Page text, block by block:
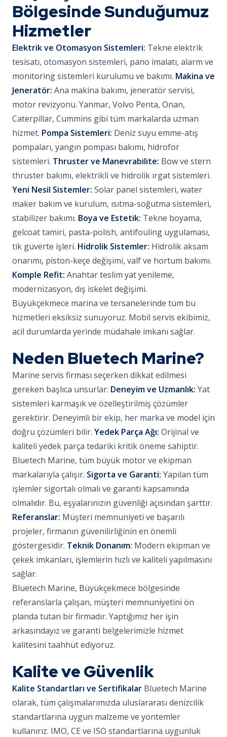
Bölgesinde Sunduğumuz
Hizmetler
Elektrik ve Otomasyon Sistemleri: Tekne elektrik
tesisatı, otomasyon sistemleri, pano imalatı, alarm ve
monitoring sistemleri kurulumu ve bakımı. Makina ve
Jeneratör: Ana makina bakımı, jeneratör servisi,
motor revizyonu. Yanmar, Volvo Penta, Onan,
Caterpillar, Cummins gibi tüm markalarda uzman
hizmet. Pompa Sistemleri: Deniz suyu emme-atış
pompaları, yangın pompası bakımı, hidrofor
sistemleri. Thruster ve Manevrabilite: Bow ve stern
thruster bakımı, elektrikli ve hidrolik ırgat sistemleri.
Yeni Nesil Sistemler: Solar panel sistemleri, water
maker bakım ve kurulum, ısıtma-soğutma sistemleri,
stabilizer bakımı. Boya ve Estetik: Tekne boyama,
gelcoat tamiri, pasta-polish, antifouling uygulaması,
tik güverte işleri. Hidrolik Sistemler: Hidrolik aksam
onarımı, piston-keçe değişimi, valf ve hortum bakımı.
Komple Refit: Anahtar teslim yat yenileme,
modernizasyon, dış iskelet değişimi.
Büyükçekmece marina ve tersanelerinde tüm bu
hizmetleri eksiksiz sunuyoruz. Mobil servis ekibimiz,
acil durumlarda yerinde müdahale imkanı sağlar.
Neden Bluetech Marine?
Marine servis firması seçerken dikkat edilmesi
gereken başlıca unsurlar: Deneyim ve Uzmanlık: Yat
sistemleri karmaşık ve özelleştirilmiş çözümler
gerektirir. Deneyimli bir ekip, her marka ve model için
doğru çözümleri bilir. Yedek Parça Ağı: Orijinal ve
kaliteli yedek parça tedariki kritik öneme sahiptir.
Bluetech Marine, tüm büyük motor ve ekipman
markalarıyla çalışır. Sigorta ve Garanti: Yapılan tüm
işlemler sigortalı olmalı ve garanti kapsamında
olmalıdır. Bu, eşyalarınızın güvenliği açısından şarttır.
Referanslar: Müşteri memnuniyeti ve başarılı
projeler, firmanın güvenilirliğinin en önemli
göstergesidir. Teknik Donanım: Modern ekipman ve
çekek imkanları, işlemlerin hızlı ve kaliteli yapılmasını
sağlar.
Bluetech Marine, Büyükçekmece bölgesinde
referanslarla çalışan, müşteri memnuniyetini ön
planda tutan bir firmadır. Yaptığımız her işin
arkasındayız ve garanti belgelerimizle hizmet
kalitesini taahhüt ediyoruz.
Kalite ve Güvenlik
Kalite Standartları ve Sertifikalar Bluetech Marine
olarak, tüm çalışmalarımızda uluslararası denizcilik
standartlarına uygun malzeme ve yöntemler
kullanırız. IMO, CE ve ISO standartlarına uygunluk